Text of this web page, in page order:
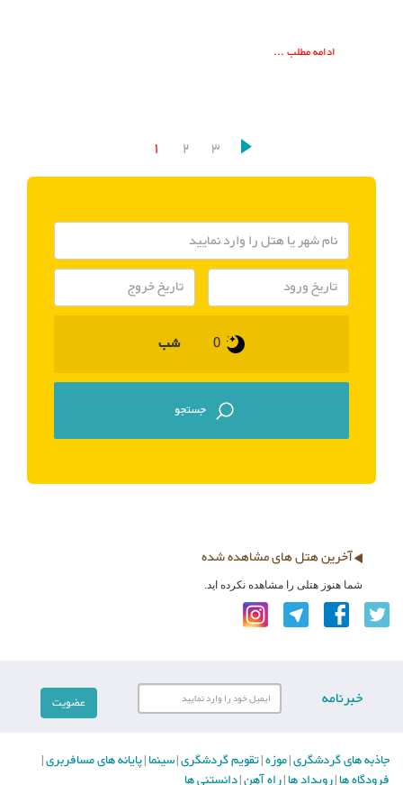
ادامه مطلب ...
1 2 3
شب
آخرین هتل های مشاهده شده
شما هنوز هتلی را مشاهده نکرده اید.
خبرنامه
جاذبه های گردشگری|موزه|تقویم گردشگری|سینما|پایانه های مسافربری|
|
|
|